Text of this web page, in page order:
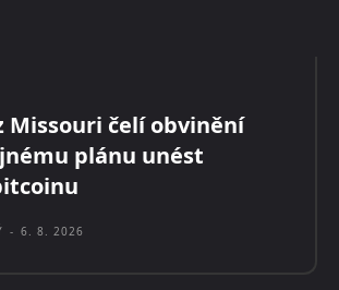
Missouri čelí obvinění
plánu unést
- 6. 8. 2026